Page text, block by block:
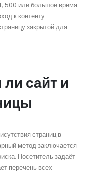
500 или большое время
к контенту.
закрытой для
сайт и
страниц в
метод заключается
Посетитель задаёт
перечень всех